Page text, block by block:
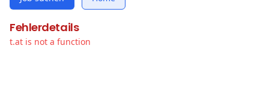
Fehlerdetails
t.at is not a function